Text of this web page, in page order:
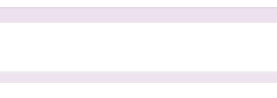
Ready
ماهه